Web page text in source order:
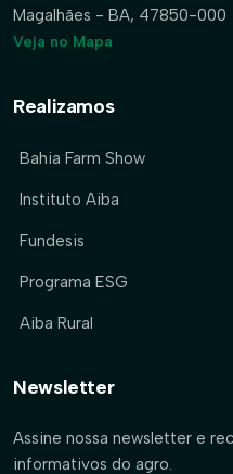
Magalhães - BA, 47850-000
Veja no Mapa
Realizamos
Bahia Farm Show
Instituto Aiba
Fundesis
Programa ESG
Aiba Rural
Newsletter
Assine nossa newsletter e
informativos do agro.